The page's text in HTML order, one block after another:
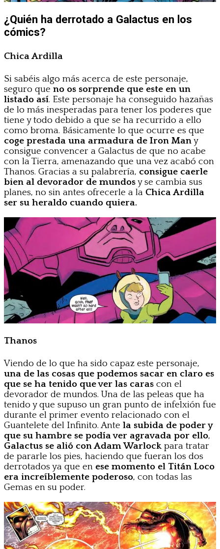
¿Quién ha derrotado a Galactus en los
cómics?
Chica Ardilla
Si sabéis algo más acerca de este personaje,
seguro que no os sorprende que este en un
listado así. Este personaje ha conseguido hazañas
de lo más inesperadas para tener los poderes que
tiene y todo debido a que se ha recurrido a ello
como broma. Básicamente lo que ocurre es que
coge prestada una armadura de Iron Many
consigue convencer a Galactus de que no acabe
con la Tierra, amenazando que una vez acabó con
Thanos. Gracias a su palabrería, consigue caerle
bien al devorador de mundosy se cambia sus
planes, no sin antes ofrecerle a la Chica Ardilla
ser su heraldo cuando quiera.
Thanos
Viendo de lo que ha sido capaz este personaje,
una de las cosas que podemos sacar en claro es
que se ha tenido que ver las caras con el
devorador de mundos. Una de las peleas que ha
tenido y que supuso un gran punto de infelxión fue
durante el primer evento relacionado con el
Guantelete del Infinito. Ante la subida de poder y
que su hambre se podía ver agravada por ello,
Galactus se alió con Adam Warlock para tratar
de pararle los pies, haciendo que fueran los dos
derrotados ya que en ese momento el Titán Loco
era increíblemente poderoso, con todas las
Gemas en su poder.